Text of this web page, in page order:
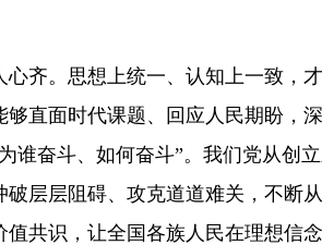
心齐。思想上统一、认知上一致，
够直面时代课题、回应人民期盼，
谁奋斗、如何奋斗”。我们党从创
破层层阻碍、攻克道道难关，不断
值共识，让全国各族人民在理想信